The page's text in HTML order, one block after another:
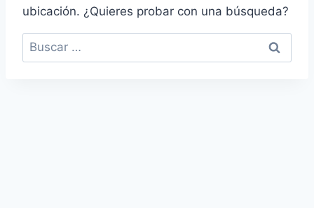
ubicación. ¿Quieres probar con una búsqueda?